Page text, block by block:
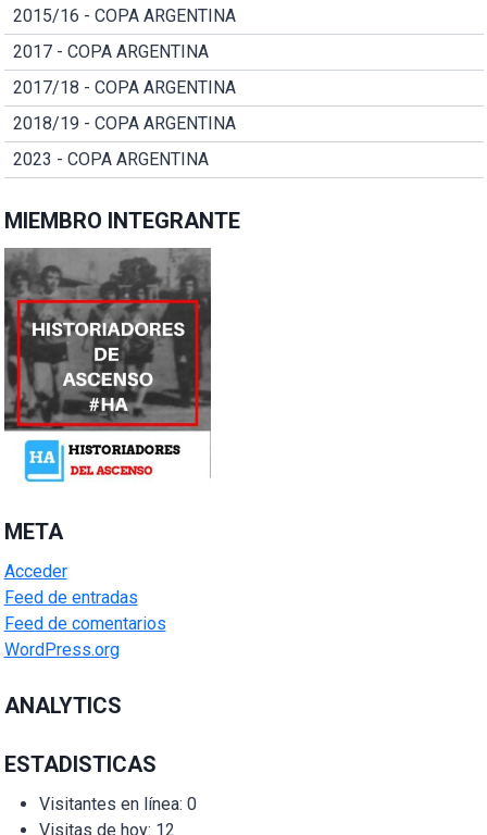
2015/16 - COPA ARGENTINA
2017 - COPA ARGENTINA
2017/18 - COPA ARGENTINA
2018/19 - COPA ARGENTINA
2023 - COPA ARGENTINA
MIEMBRO INTEGRANTE
META
Acceder
Feed de entradas
Feed de comentarios
WordPress.org
ANALYTICS
ESTADISTICAS
Visitantes en línea: 0
Visitas de hoy: 12